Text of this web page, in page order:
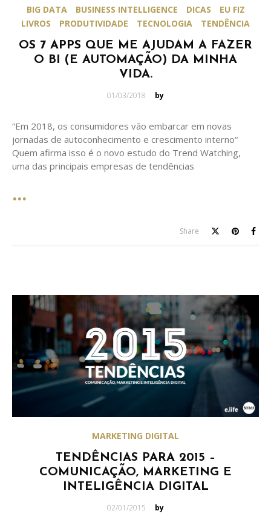
BIG DATA BUSINESS INTELLIGENCE DICAS
EU FIZ
LIVROS
PRODUTIVIDADE TECNOLOGIA TENDÊNCIA
OS 7 APPS QUE ME AJUDAM A FAZER
O BI (E AUTOMAÇÃO) DA MINHA
VIDA.
Posted
01/03/2018 by
“Em 2018, os consumidores vão embarcar em novas
jornadas de autoconhecimento e crescimento interno“
Quem afirma isso é o novo estudo do Trend Watching,
uma das principais empresas de tendências
Share
MARKETING DIGITAL
TENDÊNCIAS PARA 2015 –
COMUNICAÇÃO, MARKETING E
INTELIGÊNCIA DIGITAL
Posted
02/01/2015 by